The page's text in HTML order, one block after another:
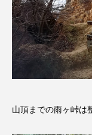
あの歌を憶えて
いばら姫
おしえて絵本
山頂までの雨ヶ峠は